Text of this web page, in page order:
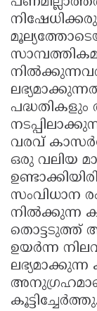
വരവ്
ഒരു വലിയ
സംവിധാന
നിൽക്കുന്ന
തൊട്ടടുത്ത്
ഉയർന്ന
കൂട്ടിച്ചേർത്തു.